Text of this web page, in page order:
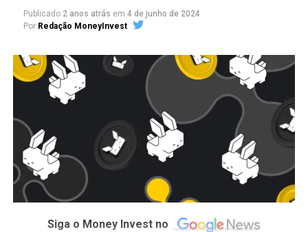
Publicado 2 anos atrás em 4 de junho de 2024
Por Redação MoneyInvest
Siga o Money Invest no